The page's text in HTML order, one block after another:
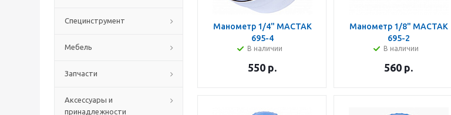
Специнструмент
Мебель
Запчасти
Аксессуары и
принадлежности
Манометр 1/4" МАСТАК
695-4
В наличии
550 р.
Манометр 1/8" МАСТАК
695-2
В наличии
560 р.